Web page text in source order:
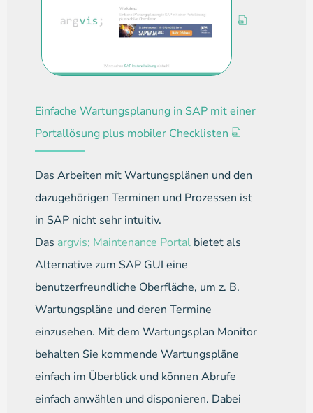
Einfache Wartungsplanung in SAP mit einer
Portallösung plus mobiler Checklisten
Das Arbeiten mit Wartungsplänen und den
dazugehörigen Terminen und Prozessen ist
in SAP nicht sehr intuitiv.
Das argvis; Maintenance Portal bietet als
Alternative zum SAP GUI eine
benutzerfreundliche Oberfläche, um z. B.
Wartungspläne und deren Termine
einzusehen. Mit dem Wartungsplan Monitor
behalten Sie kommende Wartungspläne
einfach im Überblick und können Abrufe
einfach anwählen und disponieren. Dabei